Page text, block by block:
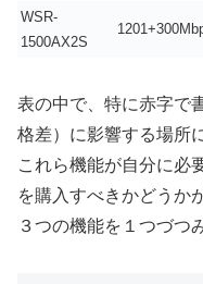
WSR-
1500AX2S
表の中で、特に赤字で
格差）に影響する場所
これら機能が自分に必
を購入すべきかどうか
３つの機能を１つづつ